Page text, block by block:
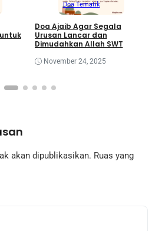
Doa Tematik
Doa Ajaib Agar Segala
Urusan Lancar dan
Dimudahkan Allah SWT
November 24, 2025
akan dipublikasikan. Ruas yang